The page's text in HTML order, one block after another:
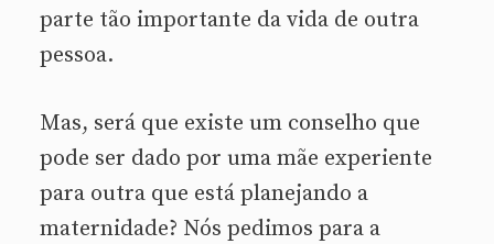
parte tão importante da vida de outra
pessoa.
Mas, será que existe um conselho que
pode ser dado por uma mãe experiente
para outra que está planejando a
maternidade? Nós pedimos para a